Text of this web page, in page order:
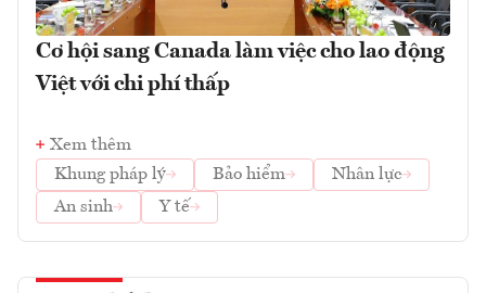
Cơ hội sang Canada làm việc cho lao động
Việt với chi phí thấp
Xem thêm
Khung pháp lý
Bảo hiểm
Nhân lực
An sinh
Y tế